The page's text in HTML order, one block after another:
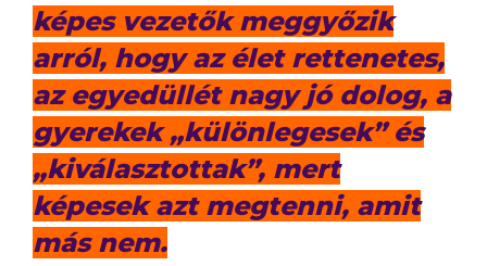
képes vezetők meggyőzik
arról, hogy az élet rettenetes,
az egyedüllét nagy jó dolog, a
gyerekek „különlegesek” és
„kiválasztottak”, mert
képesek azt megtenni, amit
más nem.